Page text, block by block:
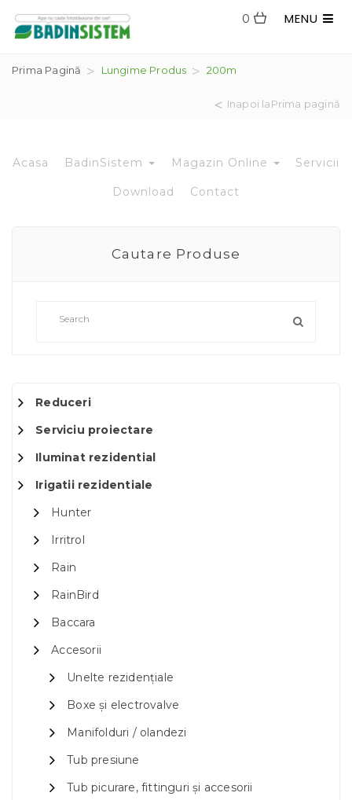
MENU
0
Prima Pagină Lungime Produs 200m
Inapoi laPrima pagină
Acasa BadinSistem Magazin Online Servicii
Download Contact
Cautare Produse
Reduceri
Serviciu proiectare
Iluminat rezidential
Irigatii rezidentiale
Hunter
Irritrol
Rain
RainBird
Baccara
Accesorii
Unelte rezidențiale
Boxe și electrovalve
Manifolduri / olandezi
Tub presiune
Tub picurare, fittinguri și accesorii